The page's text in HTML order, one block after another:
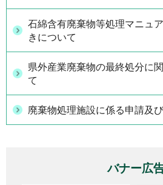
石綿含有廃棄物等処理マニュ
きについて
県外産業廃棄物の最終処分に
て
廃棄物処理施設に係る申請及
バナー広